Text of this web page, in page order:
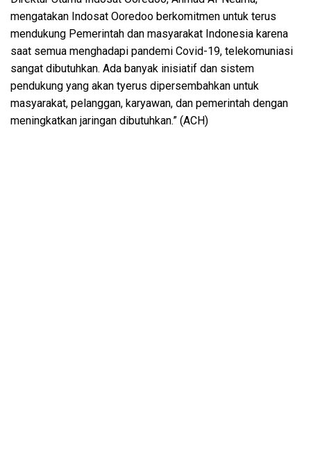
mengatakan Indosat Ooredoo berkomitmen untuk terus
mendukung Pemerintah dan masyarakat Indonesia karena
saat semua menghadapi pandemi Covid-19, telekomuniasi
sangat dibutuhkan. Ada banyak inisiatif dan sistem
pendukung yang akan tyerus dipersembahkan untuk
masyarakat, pelanggan, karyawan, dan pemerintah dengan
meningkatkan jaringan dibutuhkan.” (ACH)